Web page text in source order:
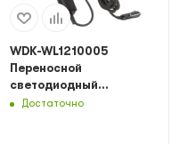
WDK-WL1210005
Переносной
светодиодный
светильник XL, 12/24
Достаточно